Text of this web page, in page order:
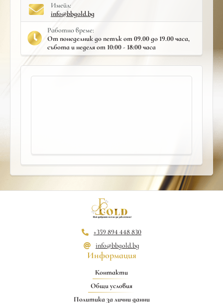
Имейл:
info@bbgold.bg
Работно време:
От понеделник до петък от 09.00 до 19.00 часа,
събота и неделя от 10:00 - 18:00 часа
+359 894 448 830
info@bbgold.bg
Информация
Контакти
Общи условия
Политика за лични данни